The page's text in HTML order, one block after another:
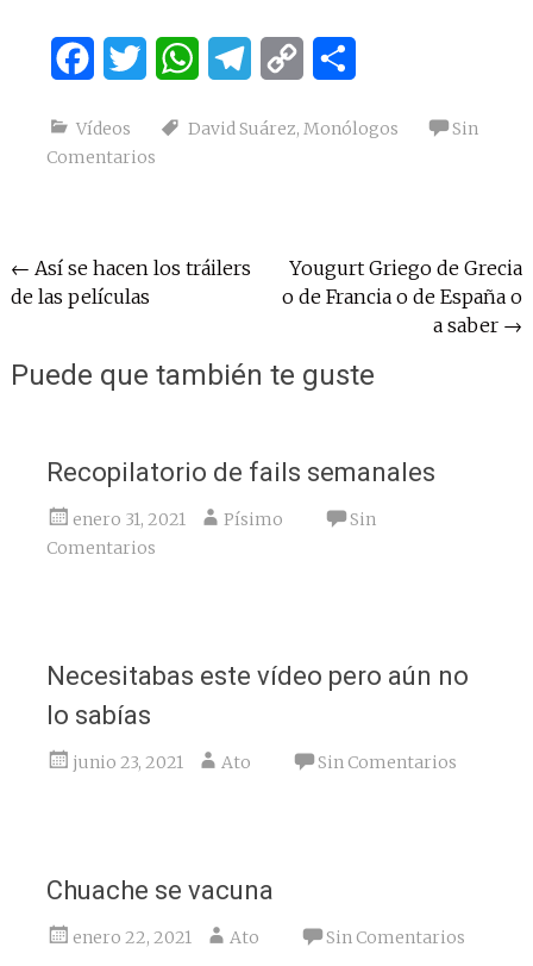
FacebookTwitter WhatsAppTelegram
Copy
Vídeos David Suárez, Monólogos
Sin
Comentarios
Navegación
de
← Así se hacen los tráilers
de las películas
Yougurt Griego de Grecia
o de Francia o de España o
a saber →
Puede que también te guste
Recopilatorio de fails semanales
enero 31, 2021 Písimo
Sin
Comentarios
Necesitabas este vídeo pero aún no
lo sabías
junio 23, 2021 Ato Sin Comentarios
Chuache se vacuna
enero 22, 2021 Ato Sin Comentarios